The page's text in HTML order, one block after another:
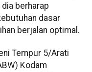
berharap
dasar
berjalan optimal.
Tempur 5/Arati
Kodam